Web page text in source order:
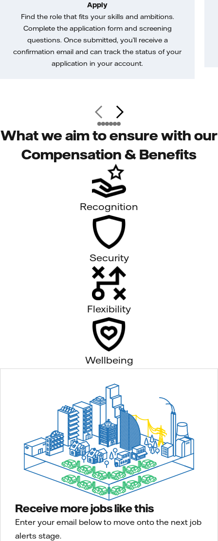
Apply
Find the role that fits your skills and ambitions.
Complete the application form and screening
questions. Once submitted, you’ll receive a
confirmation email and can track the status of your
application in your account.
What we aim to ensure with our
Compensation & Benefits
Recognition
Security
Flexibility
Wellbeing
Receive more jobs like this
Enter your email below to move onto the next job
alerts stage.